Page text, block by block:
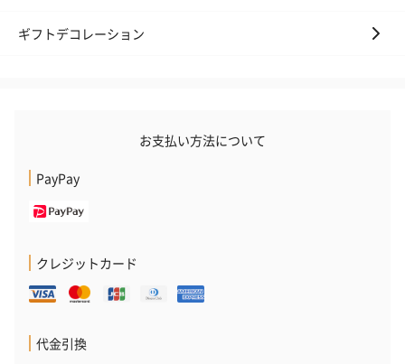
ギフトデコレーション
お支払い方法について
PayPay
クレジットカード
代金引換